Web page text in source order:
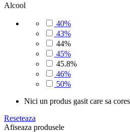
Alcool
40%
43%
44%
45%
45.8%
46%
50%
Nici un produs gasit care sa
Reseteaza
Afiseaza produsele